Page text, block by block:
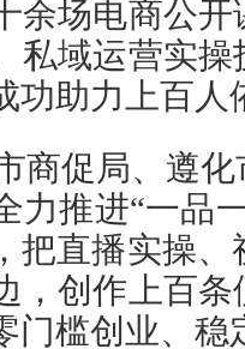
余场电商公
私域运营实
功助力上百
商促局、遵
力推进“一品
把直播实操
，创作上百
门槛创业、稳